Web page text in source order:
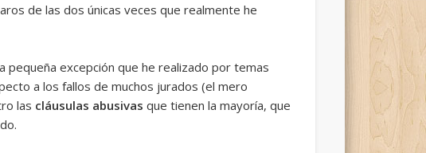
de las dos únicas veces que realmente he
pequeña excepción que he realizado por temas
a los fallos de muchos jurados (el mero
las cláusulas abusivas que tienen la mayoría, que